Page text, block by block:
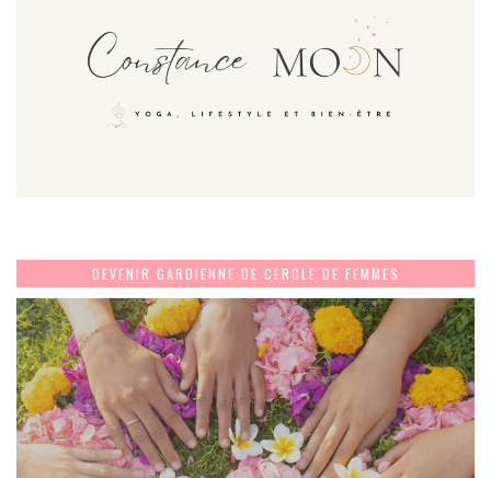
DEVENIR GARDIENNE DE CERCLE DE FEMMES